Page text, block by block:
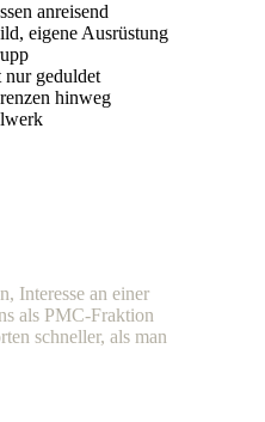
anreisend
eigene Ausrüstung
geduldet
hinweg
Interesse an einer
als PMC-Fraktion
schneller, als man